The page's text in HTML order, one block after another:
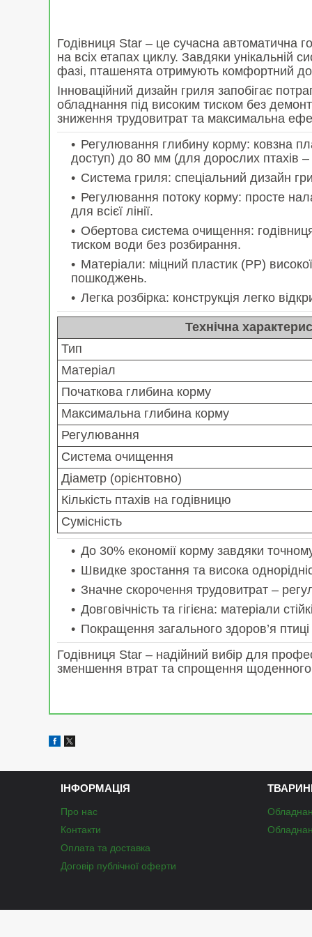
Годівниця Star – це сучасна автоматична
на всіх етапах циклу. Завдяки унікальній
фазі, пташенята отримують комфортний
Інноваційний дизайн гриля запобігає
обладнання під високим тиском без
зниження трудовитрат та максимальна
Регулювання глибину корму: ковзна
доступ) до 80 мм (для дорослих птахів
Система гриля: спеціальний дизайн
Регулювання потоку корму: просте
для всієї лінії.
Обертова система очищення:
тиском води без розбирання.
Матеріали: міцний пластик (PP)
пошкоджень.
Легка розбірка: конструкція легко
Технічна
Тип
Матеріал
Початкова глибина корму
Максимальна глибина корму
Регулювання
Система очищення
Діаметр (орієнтовно)
Кількість птахів на годівницю
Сумісність
До 30% економії корму завдяки
Швидке зростання та висока
Значне скорочення трудовитрат –
Довговічність та гігієна: матеріали
Покращення загального здоров’я
Годівниця Star – надійний вибір для
зменшення втрат та спрощення
ІНФОРМАЦІЯ
Про нас
Контакти
Оплата та доставка
Договір публічної оферти